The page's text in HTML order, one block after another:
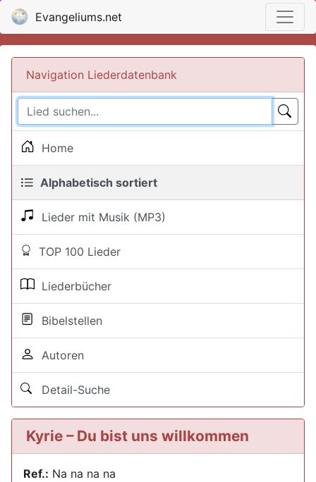
Evangeliums.net
Navigation Liederdatenbank
Home
Alphabetisch sortiert
Lieder mit Musik (MP3)
TOP 100 Lieder
Liederbücher
Bibelstellen
Autoren
Detail-Suche
Kyrie – Du bist uns willkommen
Ref.: Na na na na